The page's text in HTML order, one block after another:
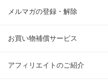
メルマガの登録・解除
お買い物補償サービス
アフィリエイトのご紹介